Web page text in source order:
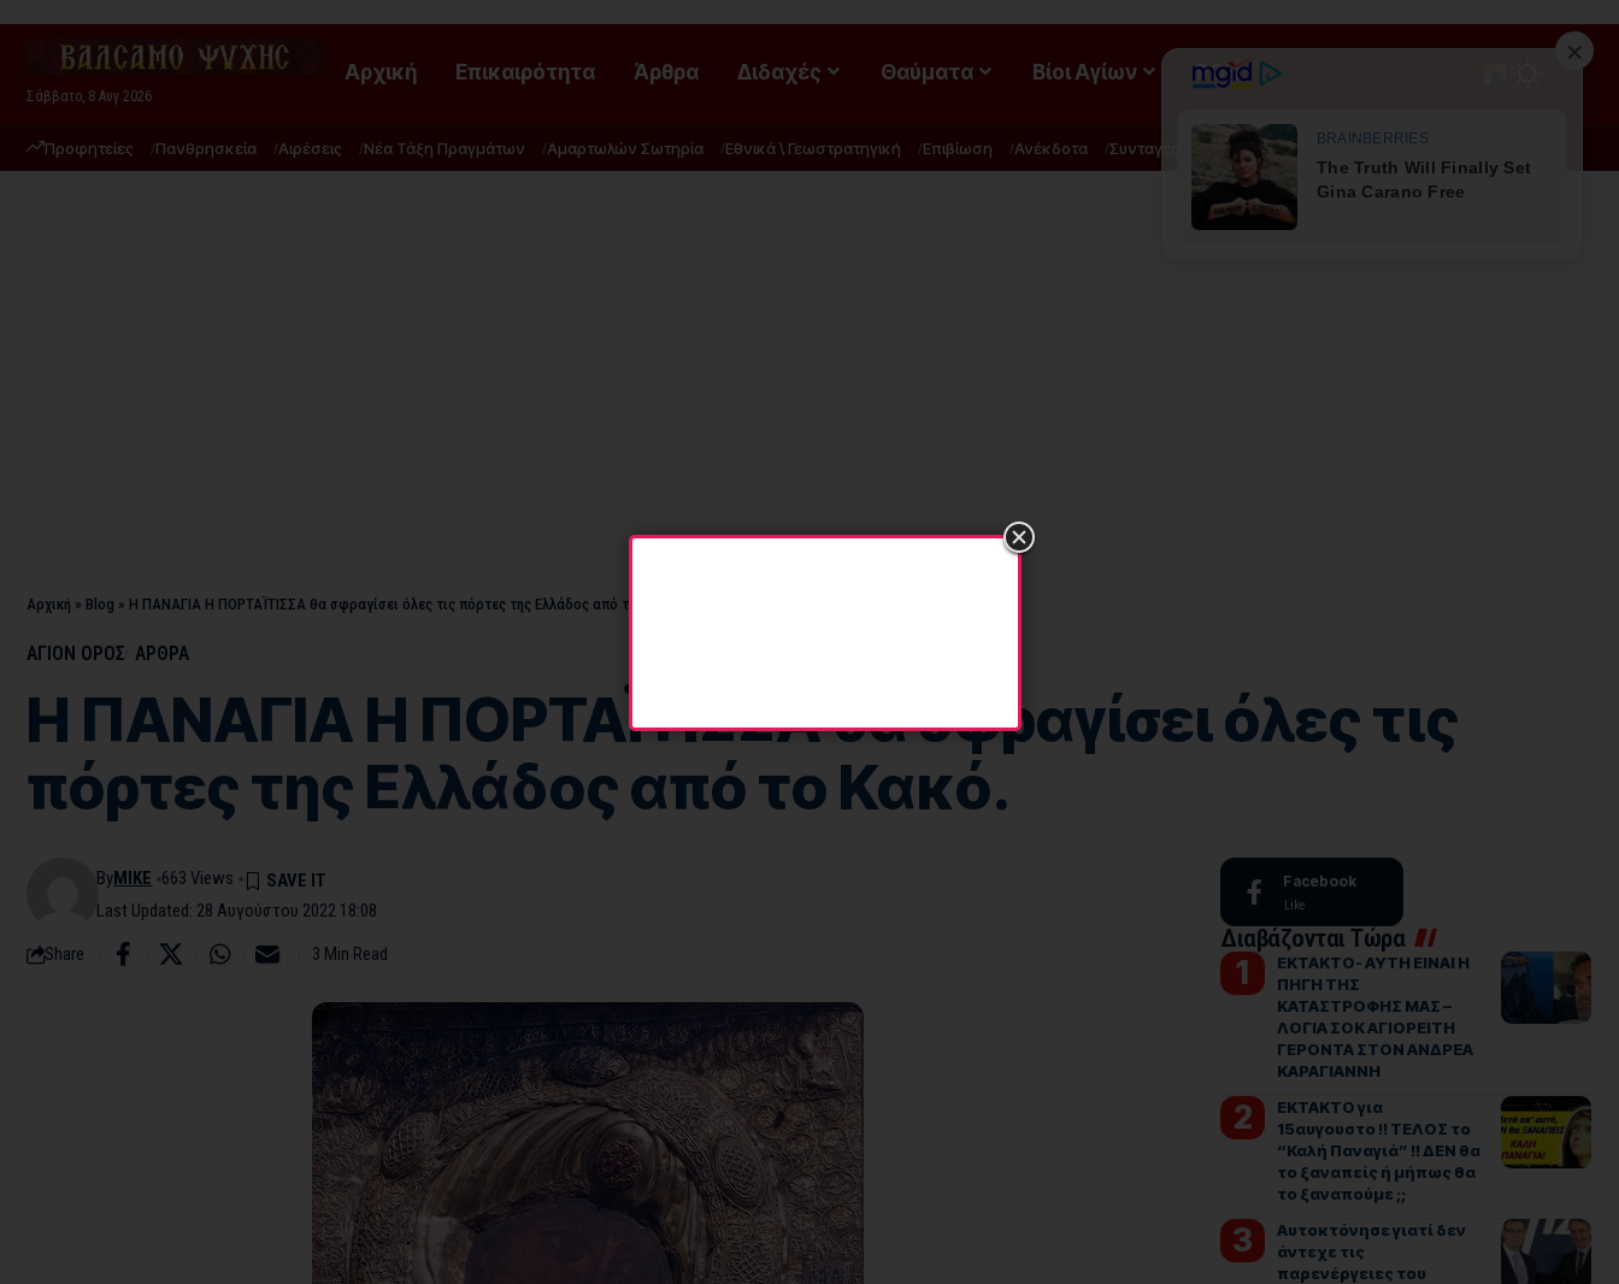
Σάββατο, 8 Αυγ 2026
Αρχική Επικαιρότητα Άρθρα Διδαχές Θαύματα Βίοι Αγίων ΡΟΗ
Προφητείες Πανθρησκεία Αιρέσεις Νέα Τάξη Πραγμάτων Αμαρτωλών Σωτηρία Εθνικά \ Γεωστρατηγική Επιβίωση Ανέκδοτα Συνταγές Διατροφή - Φυσική Ιατρική
Αρχική » Blog » Η ΠΑΝΑΓΙΑ Η ΠΟΡΤΑΪΤΙΣΣΑ θα σφραγίσει όλες τις πόρτες της Ελλάδος από το Κακό.
ΑΓΙΟΝ ΟΡΟΣ ΑΡΘΡΑ
Η ΠΑΝΑΓΙΑ Η ΠΟΡΤΑΪΤΙΣΣΑ θα σφραγίσει όλες τις
πόρτες της Ελλάδος από το Κακό.
Last Updated: 28 Αυγούστου 2022 18:08
ByMIKE 663 Views
Share 3 Min Read
Facebook
Like
Διαβάζονται Τώρα
ΕΚΤΑΚΤΟ- ΑΥΤΗ ΕΙΝΑΙ Η
ΠΗΓΗ ΤΗΣ
ΚΑΤΑΣΤΡΟΦΗΣ ΜΑΣ –
ΛΟΓΙΑ ΣΟΚ ΑΓΙΟΡΕΙΤΗ
ΓΕΡΟΝΤΑ ΣΤΟΝ ΑΝΔΡΕΑ
ΚΑΡΑΓΙΑΝΝΗ
ΕΚΤΑΚΤΟ για
15αυγουστο !! ΤΕΛΟΣ το
“Καλή Παναγιά” !! ΔΕΝ θα
το ξαναπείς ή μήπως θα
το ξαναπούμε ;;
Αυτοκτόνησε γιατί δεν
άντεχε τις
παρενέργειες του